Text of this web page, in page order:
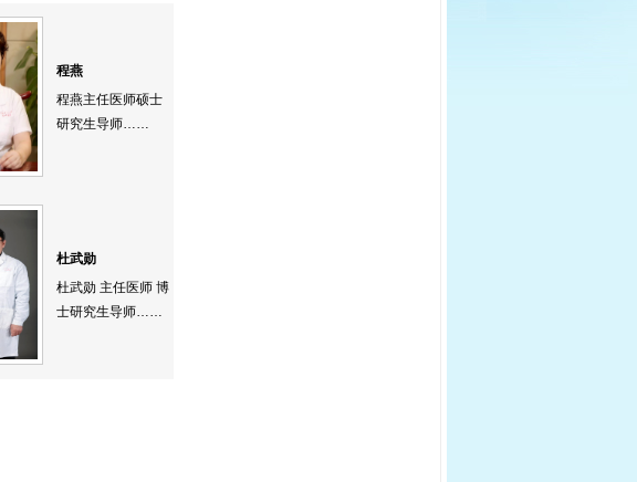
程燕
程燕主任医师硕士
研究生导师……
杜武勋
杜武勋 主任医师 博
士研究生导师……